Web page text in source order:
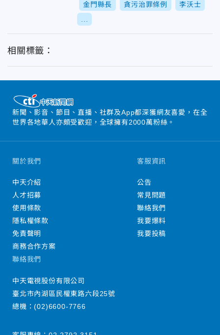
金門縣長 貪污治罪條例 李沃士
相關標籤：
新聞、影音、節目、直播、社群及App都深獲網友喜愛，在全
世界各地華人亦頗受歡迎，全球擁有2000萬粉絲。
關於我們
中天介紹
人才招募
使用條款
隱私權條款
免責聲明
商務合作方案
客服資訊
公告
常見問題
聯絡我們
我要爆料
我要投稿
聯絡我們
中天電視股份有限公司
臺北市內湖區民權東路六段25號
總機：(02)6600-7766